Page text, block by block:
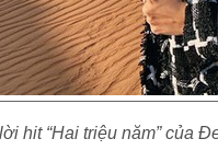
hit “Hai triệu năm” của